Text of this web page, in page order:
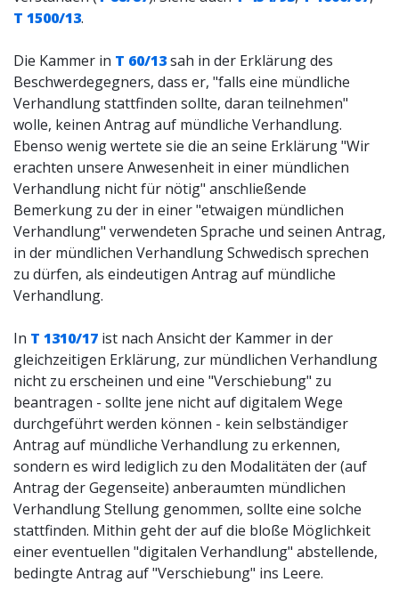
T 1500/13.
Die Kammer in T 60/13sah in der Erklärung des
Beschwerdegegners, dass er, "falls eine mündliche
Verhandlung stattfinden sollte, daran teilnehmen"
wolle, keinen Antrag auf mündliche Verhandlung.
Ebenso wenig wertete sie die an seine Erklärung "Wir
erachten unsere Anwesenheit in einer mündlichen
Verhandlung nicht für nötig" anschließende
Bemerkung zu der in einer "etwaigen mündlichen
Verhandlung" verwendeten Sprache und seinen Antrag,
in der mündlichen Verhandlung Schwedisch sprechen
zu dürfen, als eindeutigen Antrag auf mündliche
Verhandlung.
In T 1310/17 ist nach Ansicht der Kammer in der
gleichzeitigen Erklärung, zur mündlichen Verhandlung
nicht zu erscheinen und eine "Verschiebung" zu
beantragen - sollte jene nicht auf digitalem Wege
durchgeführt werden können - kein selbständiger
Antrag auf mündliche Verhandlung zu erkennen,
sondern es wird lediglich zu den Modalitäten der (auf
Antrag der Gegenseite) anberaumten mündlichen
Verhandlung Stellung genommen, sollte eine solche
stattfinden. Mithin geht der auf die bloße Möglichkeit
einer eventuellen "digitalen Verhandlung" abstellende,
bedingte Antrag auf "Verschiebung" ins Leere.